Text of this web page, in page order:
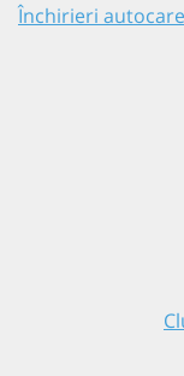
Închirieri